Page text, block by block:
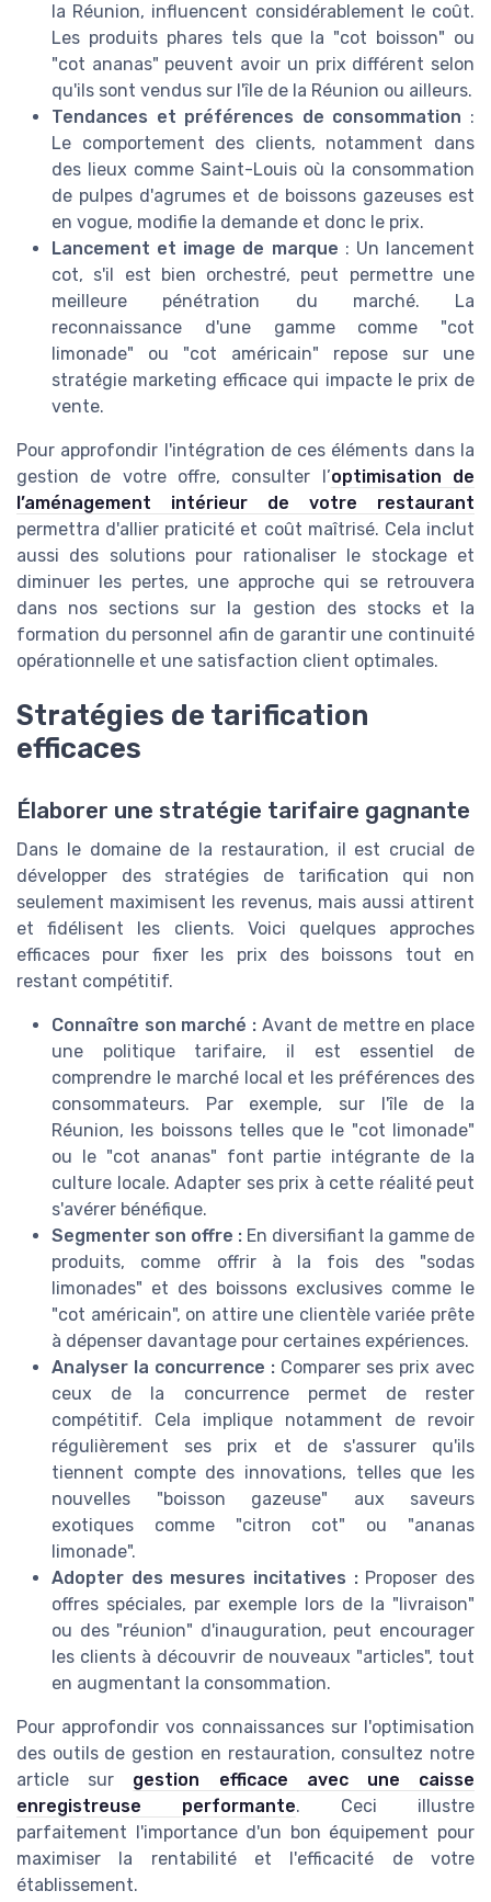
la Réunion, influencent considérablement le coût.
Les produits phares tels que la "cot boisson" ou
"cot ananas" peuvent avoir un prix différent selon
qu'ils sont vendus sur l'île de la Réunion ou ailleurs.
Tendances et préférences de consommation :
Le comportement des clients, notamment dans
des lieux comme Saint-Louis où la consommation
de pulpes d'agrumes et de boissons gazeuses est
en vogue, modifie la demande et donc le prix.
Lancement et image de marque : Un lancement
cot, s'il est bien orchestré, peut permettre une
meilleure pénétration du marché. La
reconnaissance d'une gamme comme "cot
limonade" ou "cot américain" repose sur une
stratégie marketing efficace qui impacte le prix de
vente.
Pour approfondir l'intégration de ces éléments dans la
gestion de votre offre, consulter l’optimisation de
l’aménagement intérieur de votre restaurant
permettra d'allier praticité et coût maîtrisé. Cela inclut
aussi des solutions pour rationaliser le stockage et
diminuer les pertes, une approche qui se retrouvera
dans nos sections sur la gestion des stocks et la
formation du personnel afin de garantir une continuité
opérationnelle et une satisfaction client optimales.
Stratégies de tarification
efficaces
Élaborer une stratégie tarifaire gagnante
Dans le domaine de la restauration, il est crucial de
développer des stratégies de tarification qui non
seulement maximisent les revenus, mais aussi attirent
et fidélisent les clients. Voici quelques approches
efficaces pour fixer les prix des boissons tout en
restant compétitif.
Connaître son marché :Avant de mettre en place
une politique tarifaire, il est essentiel de
comprendre le marché local et les préférences des
consommateurs. Par exemple, sur l'île de la
Réunion, les boissons telles que le "cot limonade"
ou le "cot ananas" font partie intégrante de la
culture locale. Adapter ses prix à cette réalité peut
s'avérer bénéfique.
Segmenter son offre : En diversifiant la gamme de
produits, comme offrir à la fois des "sodas
limonades" et des boissons exclusives comme le
"cot américain", on attire une clientèle variée prête
à dépenser davantage pour certaines expériences.
Analyser la concurrence : Comparer ses prix avec
ceux de la concurrence permet de rester
compétitif. Cela implique notamment de revoir
régulièrement ses prix et de s'assurer qu'ils
tiennent compte des innovations, telles que les
nouvelles "boisson gazeuse" aux saveurs
exotiques comme "citron cot" ou "ananas
limonade".
Adopter des mesures incitatives :Proposer des
offres spéciales, par exemple lors de la "livraison"
ou des "réunion" d'inauguration, peut encourager
les clients à découvrir de nouveaux "articles", tout
en augmentant la consommation.
Pour approfondir vos connaissances sur l'optimisation
des outils de gestion en restauration, consultez notre
article sur gestion efficace avec une caisse
enregistreuse performante. Ceci illustre
parfaitement l'importance d'un bon équipement pour
maximiser la rentabilité et l'efficacité de votre
établissement.